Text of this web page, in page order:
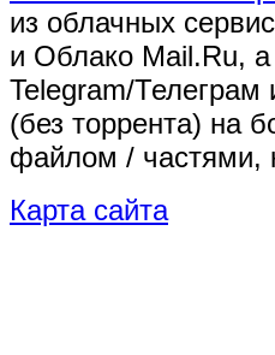
из облачных
и Облако Mail.Ru, а
Telegram/Телеграм
(без торрента) на
файлом / частями,
Карта сайта